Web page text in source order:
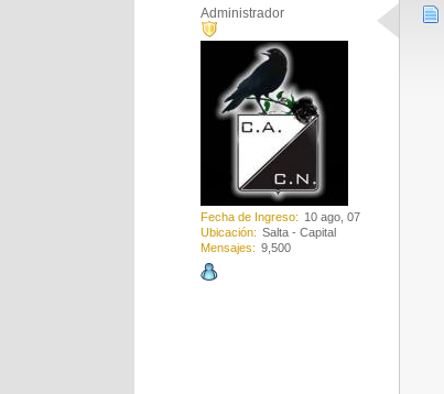
Administrador
Fecha de Ingreso
10 ago, 07
Ubicación
Salta - Capital
Mensajes
9,500